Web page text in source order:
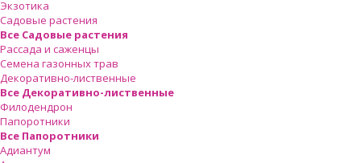
Ваш отзыв
Экзотика
Садовые растения
Все Садовые растения
Рассада и саженцы
Семена газонных трав
Декоративно-лиственные
Все Декоративно-лиственные
Филодендрон
Папоротники
Все Папоротники
Адиантум